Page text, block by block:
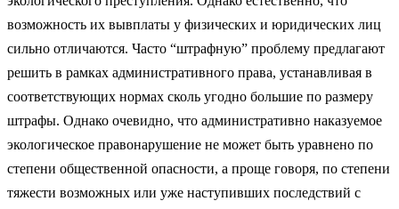
возможность их вывплаты у физических и юридических лиц
сильно отличаются. Часто “штрафную” проблему предлагают
решить в рамках административного права, устанавливая в
соответствующих нормах сколь угодно большие по размеру
штрафы. Однако очевидно, что административно наказуемое
экологическое правонарушение не может быть уравнено по
степени общественной опасности, а проще говоря, по степени
тяжести возможных или уже наступивших последствий с